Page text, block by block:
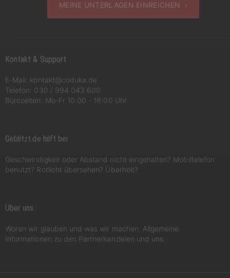
MEINE UNTERLAGEN EINREICHEN ›
Kontakt & Support
E-Mail: kontakt@coduka.de
Telefon: 030 / 994 043 600
Bürozeiten: Mo-Fr 10:00 - 16:00 Uhr
Geblitzt.de hilft bei
Geschwindigkeit oder Abstand nicht eingehalten? Mobiltelefon
benutzt? Rotlicht übersehen? Überholt?
Über uns
Woran wir glauben und was wir machen. Allgemeine
Informationen zu den Partnerkanzleien und uns.